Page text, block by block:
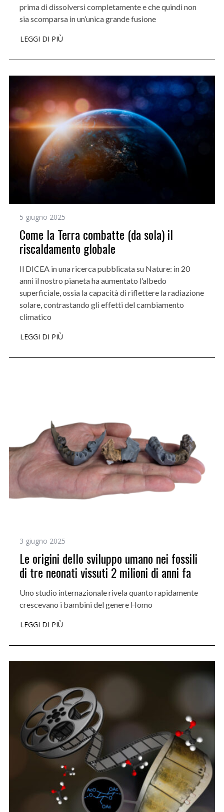
prima di dissolversi completamente e che quindi non
sia scomparsa in un’unica grande fusione
LEGGI DI PIÙ
5 giugno 2025
Come la Terra combatte (da sola) il
riscaldamento globale
Il DICEA in una ricerca pubblicata su Nature: in 20
anni il nostro pianeta ha aumentato l’albedo
superficiale, ossia la capacità di riflettere la radiazione
solare, contrastando gli effetti del cambiamento
climatico
LEGGI DI PIÙ
3 giugno 2025
Le origini dello sviluppo umano nei fossili
di tre neonati vissuti 2 milioni di anni fa
Uno studio internazionale rivela quanto rapidamente
crescevano i bambini del genere Homo
LEGGI DI PIÙ